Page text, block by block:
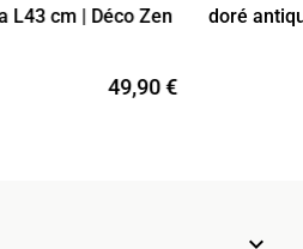
L43 cm | Déco Zen
49,90 €
doré